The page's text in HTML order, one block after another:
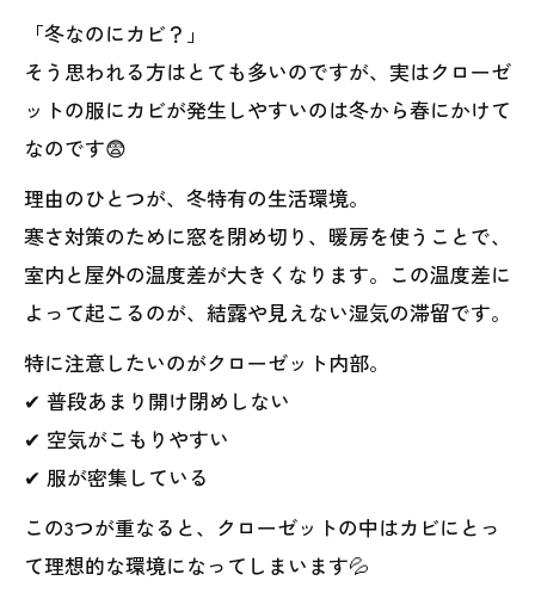
カビが不安な方へ｜ＭＩＳＴ工法®カビバス
ターズ仙台ができること
まとめ：クローゼットと服を守るために、今
「冬なのにカビ？」
そう思われる方はとても多いのですが、実はクローゼ
ットの服にカビが発生しやすいのは冬から春にかけて
なのです😨
理由のひとつが、冬特有の生活環境。
寒さ対策のために窓を閉め切り、暖房を使うことで、
室内と屋外の温度差が大きくなります。この温度差に
よって起こるのが、結露や見えない湿気の滞留です。
特に注意したいのがクローゼット内部。
✔ 普段あまり開け閉めしない
✔ 空気がこもりやすい
✔ 服が密集している
この3つが重なると、クローゼットの中はカビにとっ
て理想的な環境になってしまいます💦